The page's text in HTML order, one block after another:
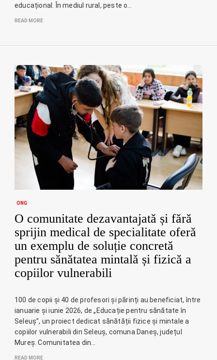
educațional. În mediul rural, peste o…
READ MORE
ONG
O comunitate dezavantajată și fără
sprijin medical de specialitate oferă
un exemplu de soluție concretă
pentru sănătatea mintală și fizică a
copiilor vulnerabili
100 de copii și 40 de profesori și părinți au beneficiat, între
ianuarie și iunie 2026, de „Educație pentru sănătate în
Seleuș”, un proiect dedicat sănătății fizice și mintale a
copiilor vulnerabili din Seleuș, comuna Daneș, județul
Mureș. Comunitatea din…
READ MORE